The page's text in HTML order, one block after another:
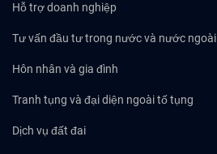
Hỗ trợ doanh nghiệp
Tư vấn đầu tư trong nước và nước ngoài
Hôn nhân và gia đình
Tranh tụng và đại diện ngoài tố tụng
Dịch vụ đất đai